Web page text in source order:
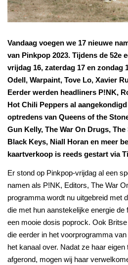
Vandaag voegen we 17 nieuwe
van Pinkpop 2023. Tijdens de 52e
vrijdag 16, zaterdag 17 en zondag
Odell, Warpaint, Tove Lo, Xavier
Eerder werden headliners P!NK,
Hot Chili Peppers al
optredens van Queens of the
Gun Kelly, The War On Drugs,
Black Keys, Niall Horan en meer
kaartverkoop is reeds gestart via
Er stond op Pinkpop-vrijdag al een
namen als P!NK, Editors, The War
programma wordt nu uitgebreid met
die met hun aanstekelijke energie de
een mooie dosis poprock. Ook
die eerder in het voorprogramma
het kanaal over. Nadat ze haar
afgerond, mogen wij haar